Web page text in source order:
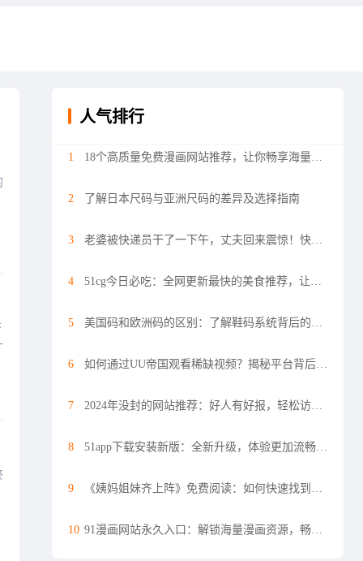
人气排行
1 18个高质量免费漫画网站推荐，让你畅享海量漫画资源
2 了解日本尺码与亚洲尺码的差异及选择指南
3 老婆被快递员干了一下午，丈夫回来震惊！快递员在家停留太长时间，究竟发生了什么？
4 51cg今日必吃：全网更新最快的美食推荐，让你每天都有新选择
5 美国码和欧洲码的区别：了解鞋码系统背后的差异
6 如何通过UU帝国观看稀缺视频？揭秘平台背后的独特资源与优势
7 2024年没封的网站推荐：好人有好报，轻松访问高质量内容
8 51app下载安装新版：全新升级，体验更加流畅与便捷
9 《姨妈姐妹齐上阵》免费阅读：如何快速找到完整章节，探索人物成长与情感波动？
10 91漫画网站永久入口：解锁海量漫画资源，畅享漫画世界